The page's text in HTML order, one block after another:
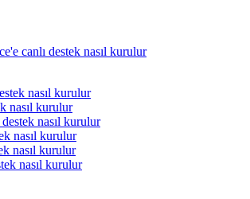
canlı destek nasıl kurulur
nasıl kurulur
nasıl kurulur
nasıl kurulur
nasıl kurulur
nasıl kurulur
nasıl kurulur